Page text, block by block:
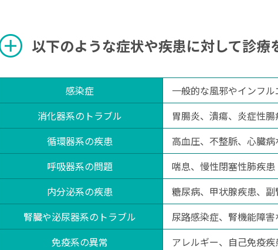
以下のような症状や疾患に対して診療
感染症
一般的な風邪やインフ
消化器系のトラブル
胃腸炎、潰瘍、炎症性
循環器系の疾患
高血圧、不整脈、心臓病
呼吸器系の問題
喘息、慢性閉塞性肺疾
内分泌系の疾患
糖尿病、甲状腺疾患、
腎臓や泌尿器系のトラブル
尿路感染症、腎機能障害
免疫系の異常
アレルギー、自己免疫